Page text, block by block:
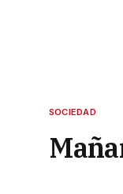
SOCIEDAD